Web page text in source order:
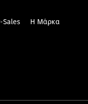
Sales Η Μάρκα